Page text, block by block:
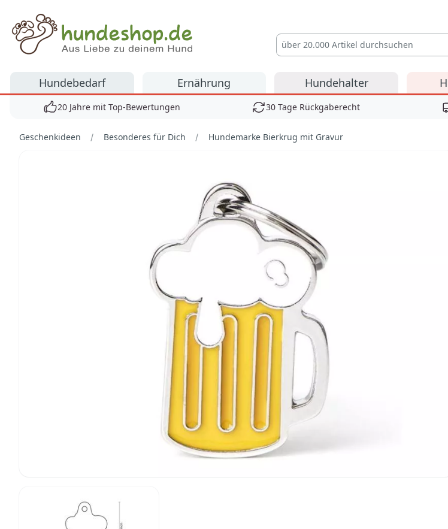
Hundeshop.de
Hundebedarf Ernährung Hundehalter
20 Jahre mit Top-Bewertungen 30 Tage Rückgaberecht
Geschenkideen Besonderes für Dich Hundemarke Bierkrug mit Gravur